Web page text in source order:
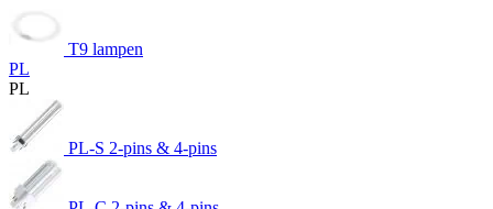
T9 lampen
PL
PL
PL-S 2-pins & 4-pins